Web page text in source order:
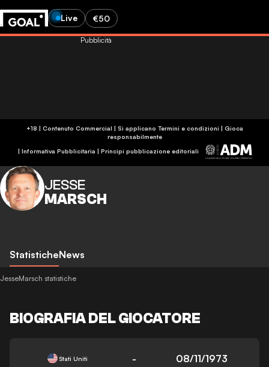
Live €50
+18 | Contenuto Commercial | Si applicano Termini e condizioni | Gioca
responsabilmente
| Informativa Pubblicitaria | Principi pubblicazione editoriali
Pubblicità
JESSE
MARSCH
StatisticheNews
JesseMarsch statistiche
BIOGRAFIA DEL GIOCATORE
Stati Uniti - 08/11/1973